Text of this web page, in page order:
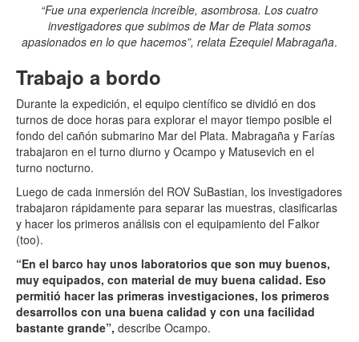
“Fue una experiencia increíble, asombrosa. Los cuatro
investigadores que subimos de Mar de Plata somos
apasionados en lo que hacemos”, relata Ezequiel Mabragaña.
Trabajo a bordo
Durante la expedición, el equipo científico se dividió en dos
turnos de doce horas para explorar el mayor tiempo posible el
fondo del cañón submarino Mar del Plata. Mabragaña y Farías
trabajaron en el turno diurno y Ocampo y Matusevich en el
turno nocturno.
Luego de cada inmersión del ROV SuBastian, los investigadores
trabajaron rápidamente para separar las muestras, clasificarlas
y hacer los primeros análisis con el equipamiento del Falkor
(too).
“En el barco hay unos laboratorios que son muy buenos,
muy equipados, con material de muy buena calidad. Eso
permitió hacer las primeras investigaciones, los primeros
desarrollos con una buena calidad y con una facilidad
bastante grande”, describe Ocampo.